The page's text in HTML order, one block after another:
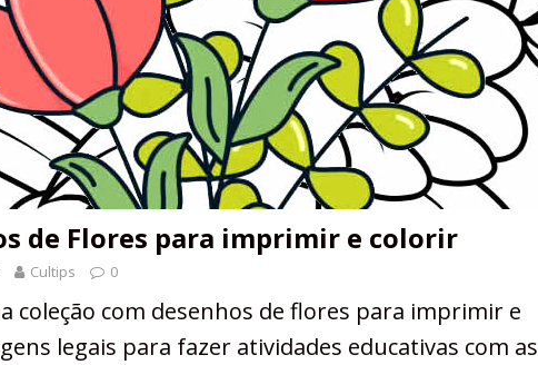
de Flores para imprimir e colorir
Cultips 0
coleção com desenhos de flores para imprimir e
legais para fazer atividades educativas com as